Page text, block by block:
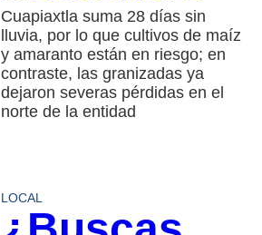
Cuapiaxtla suma 28 días sin
lluvia, por lo que cultivos de maíz
y amaranto están en riesgo; en
contraste, las granizadas ya
dejaron severas pérdidas en el
norte de la entidad
LOCAL